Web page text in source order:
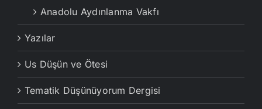
Anadolu Aydınlanma Vakfı
Yazılar
Us Düşün ve Ötesi
Tematik Düşünüyorum Dergisi